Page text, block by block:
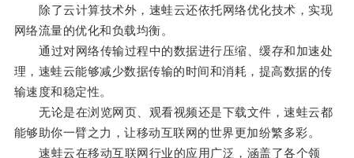
除了云计算技术外，速蛙云还依托网络优化技术，实现
网络流量的优化和负载均衡。
通过对网络传输过程中的数据进行压缩、缓存和加速处
理，速蛙云能够减少数据传输的时间和消耗，提高数据的传
输速度和稳定性。
无论是在浏览网页、观看视频还是下载文件，速蛙云都
能够助你一臂之力，让移动互联网的世界更加纷繁多彩。
速蛙云在移动互联网行业的应用广泛，涵盖了各个领